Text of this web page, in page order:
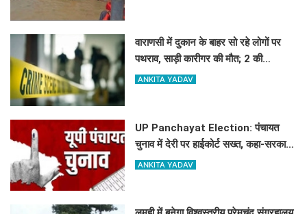
वाराणसी में दुकान के बाहर सो रहे लोगों पर
पथराव, साड़ी कारीगर की मौत; 2 की
हालत गंभीर
ANKITA YADAV
UP Panchayat Election: पंचायत
चुनाव में देरी पर हाईकोर्ट सख्त, कहा-सरकार
नवंबर 2026 तक कराए इलेक्शन
ANKITA YADAV